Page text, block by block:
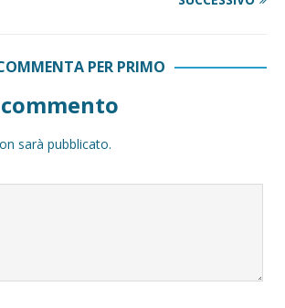
PER PRIMO
sarà pubblicato.